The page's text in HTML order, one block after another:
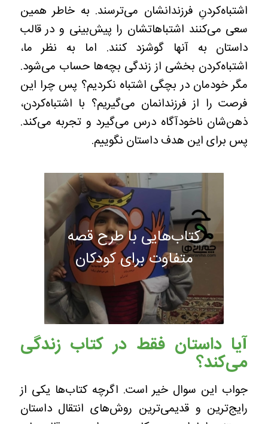
اشتباه‌کردنِ فرزندانشان می‌ترسند. به خاطر همین
سعی می‌کنند اشتباهاتشان را پیش‌بینی و در قالب
داستان به آنها گوشزد کنند. اما به نظر ما،
اشتباه‌کردن بخشی از زندگی بچه‌ها حساب می‌شود.
مگر خودمان در بچگی اشتباه نکردیم؟ پس چرا این
فرصت را از فرزندانمان می‌گیریم؟ با اشتباه‌کردن،
ذهن‌شان ناخودآگاه درس می‌گیرد و تجربه می‌کند.
پس برای این هدف داستان نگوییم.
کتاب‌هایی با طرح قصه
متفاوت برای کودکان
آیا داستان‌ فقط در کتاب‌ زندگی
‌می‌کند؟
جواب این سوال خیر است. اگرچه کتاب‌ها یکی از
رایج‌ترین و قدیمی‌ترین روش‌های انتقال داستان